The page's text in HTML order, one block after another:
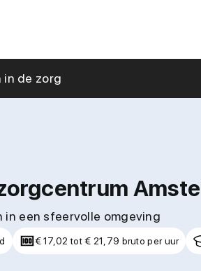
in de zorg
in een sfeervolle omgeving
€ 17,02 tot € 21,79 bruto per uur